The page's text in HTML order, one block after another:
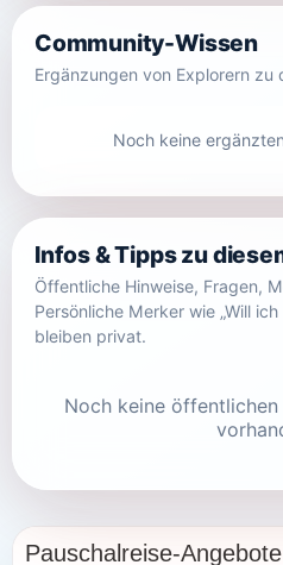
Community-Wissen
Ergänzungen von Explorern zu
Noch keine
Infos & Tipps zu
Öffentliche Hinweise, Fragen,
Persönliche Merker wie „Will ich
bleiben privat.
Noch keine